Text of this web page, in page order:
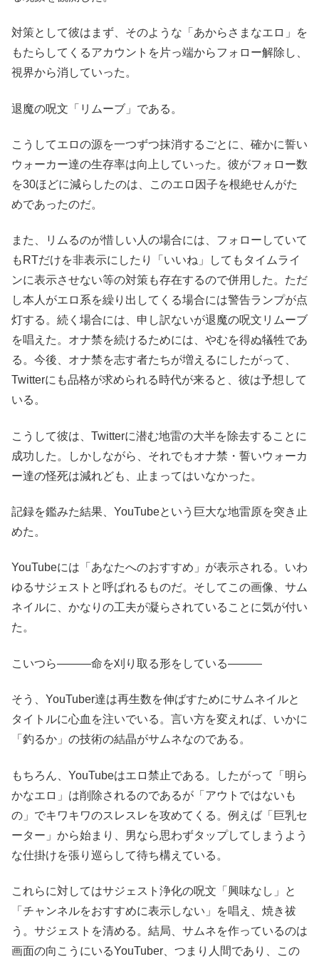
対策として彼はまず、そのような「あからさまなエロ」を
もたらしてくるアカウントを片っ端からフォロー解除し、
視界から消していった。
退魔の呪文「リムーブ」である。
こうしてエロの源を一つずつ抹消するごとに、確かに誓い
ウォーカー達の生存率は向上していった。彼がフォロー数
を30ほどに減らしたのは、このエロ因子を根絶せんがた
めであったのだ。
また、リムるのが惜しい人の場合には、フォローしていて
もRTだけを非表示にしたり「いいね」してもタイムライ
ンに表示させない等の対策も存在するので併用した。ただ
し本人がエロ系を繰り出してくる場合には警告ランプが点
灯する。続く場合には、申し訳ないが退魔の呪文リムーブ
を唱えた。オナ禁を続けるためには、やむを得ぬ犠牲であ
る。今後、オナ禁を志す者たちが増えるにしたがって、
Twitterにも品格が求められる時代が来ると、彼は予想して
いる。
こうして彼は、Twitterに潜む地雷の大半を除去することに
成功した。しかしながら、それでもオナ禁・誓いウォーカ
ー達の怪死は減れども、止まってはいなかった。
記録を鑑みた結果、YouTubeという巨大な地雷原を突き止
めた。
YouTubeには「あなたへのおすすめ」が表示される。いわ
ゆるサジェストと呼ばれるものだ。そしてこの画像、サム
ネイルに、かなりの工夫が凝らされていることに気が付い
た。
こいつら―――命を刈り取る形をしている―――
そう、YouTuber達は再生数を伸ばすためにサムネイルと
タイトルに心血を注いでいる。言い方を変えれば、いかに
「釣るか」の技術の結晶がサムネなのである。
もちろん、YouTubeはエロ禁止である。したがって「明ら
かなエロ」は削除されるのであるが「アウトではないも
の」でキワキワのスレスレを攻めてくる。例えば「巨乳セ
ーター」から始まり、男なら思わずタップしてしまうよう
な仕掛けを張り巡らして待ち構えている。
これらに対してはサジェスト浄化の呪文「興味なし」と
「チャンネルをおすすめに表示しない」を唱え、焼き祓
う。サジェストを清める。結局、サムネを作っているのは
画面の向こうにいるYouTuber、つまり人間であり、この